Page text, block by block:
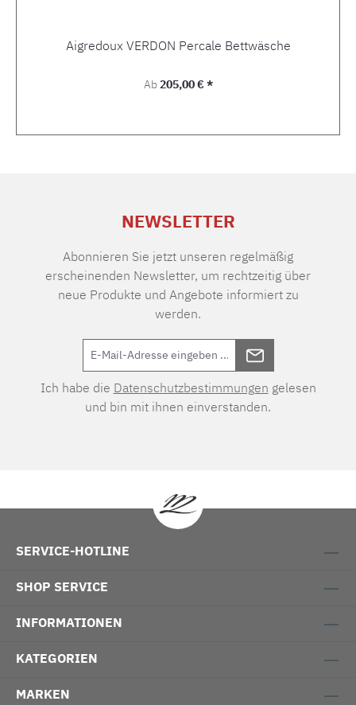
Aigredoux VERDON Percale Bettwäsche
Regulärer Preis:
Ab205,00 € *
NEWSLETTER
Abonnieren Sie jetzt unseren regelmäßig
erscheinenden Newsletter, um rechtzeitig über
neue Produkte und Angebote informiert zu
werden.
Ich habe die Datenschutzbestimmungen gelesen
und bin mit ihnen einverstanden.
SERVICE-HOTLINE
SHOP SERVICE
INFORMATIONEN
KATEGORIEN
MARKEN